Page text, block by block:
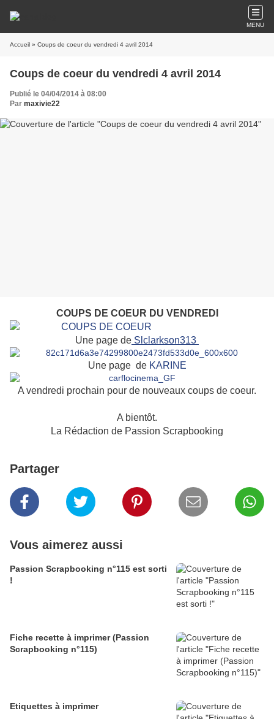
MENU
Accueil » Coups de coeur du vendredi 4 avril 2014
Coups de coeur du vendredi 4 avril 2014
Publié le 04/04/2014 à 08:00
Par maxivie22
COUPS DE COEUR DU VENDREDI
Une page de Slclarkson313
Une page deKARINE
A vendredi prochain pour de nouveaux coups de coeur.
A bientôt.
La Rédaction de Passion Scrapbooking
Partager
Vous aimerez aussi
Passion Scrapbooking n°115 est sorti
!
Fiche recette à imprimer (Passion
Scrapbooking n°115)
Etiquettes à imprimer